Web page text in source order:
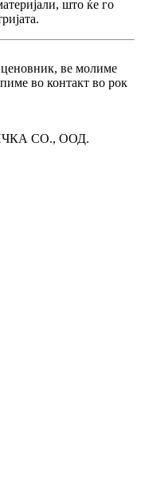
што ќе го
ве молиме
во контакт во рок
СО., ООД.